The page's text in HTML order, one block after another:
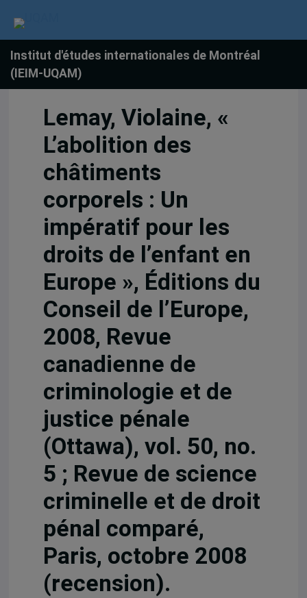
Institut d'études internationales de Montréal
(IEIM-UQAM)
Lemay, Violaine, «
L’abolition des
châtiments
corporels : Un
impératif pour les
droits de l’enfant en
Europe », Éditions du
Conseil de l’Europe,
2008, Revue
canadienne de
criminologie et de
justice pénale
(Ottawa), vol. 50, no.
5 ; Revue de science
criminelle et de droit
pénal comparé,
Paris, octobre 2008
(recension).